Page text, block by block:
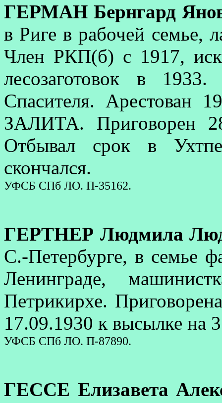
ГЕРМАН Бернгард
в Риге в рабочей семье,
Член РКП(б) с 1917,
лесозаготовок в
Спасителя. Арестован
ЗАЛИТА. Приговорен
Отбывал срок в
скончался.
УФСБ СПб ЛО. П-35162.
ГЕРТНЕР Людмила
С.-Петербурге, в семье
Ленинграде,
Петрикирхе.
17.09.1930 к высылке на
УФСБ СПб ЛО. П-87890.
ГЕССЕ Елизавета